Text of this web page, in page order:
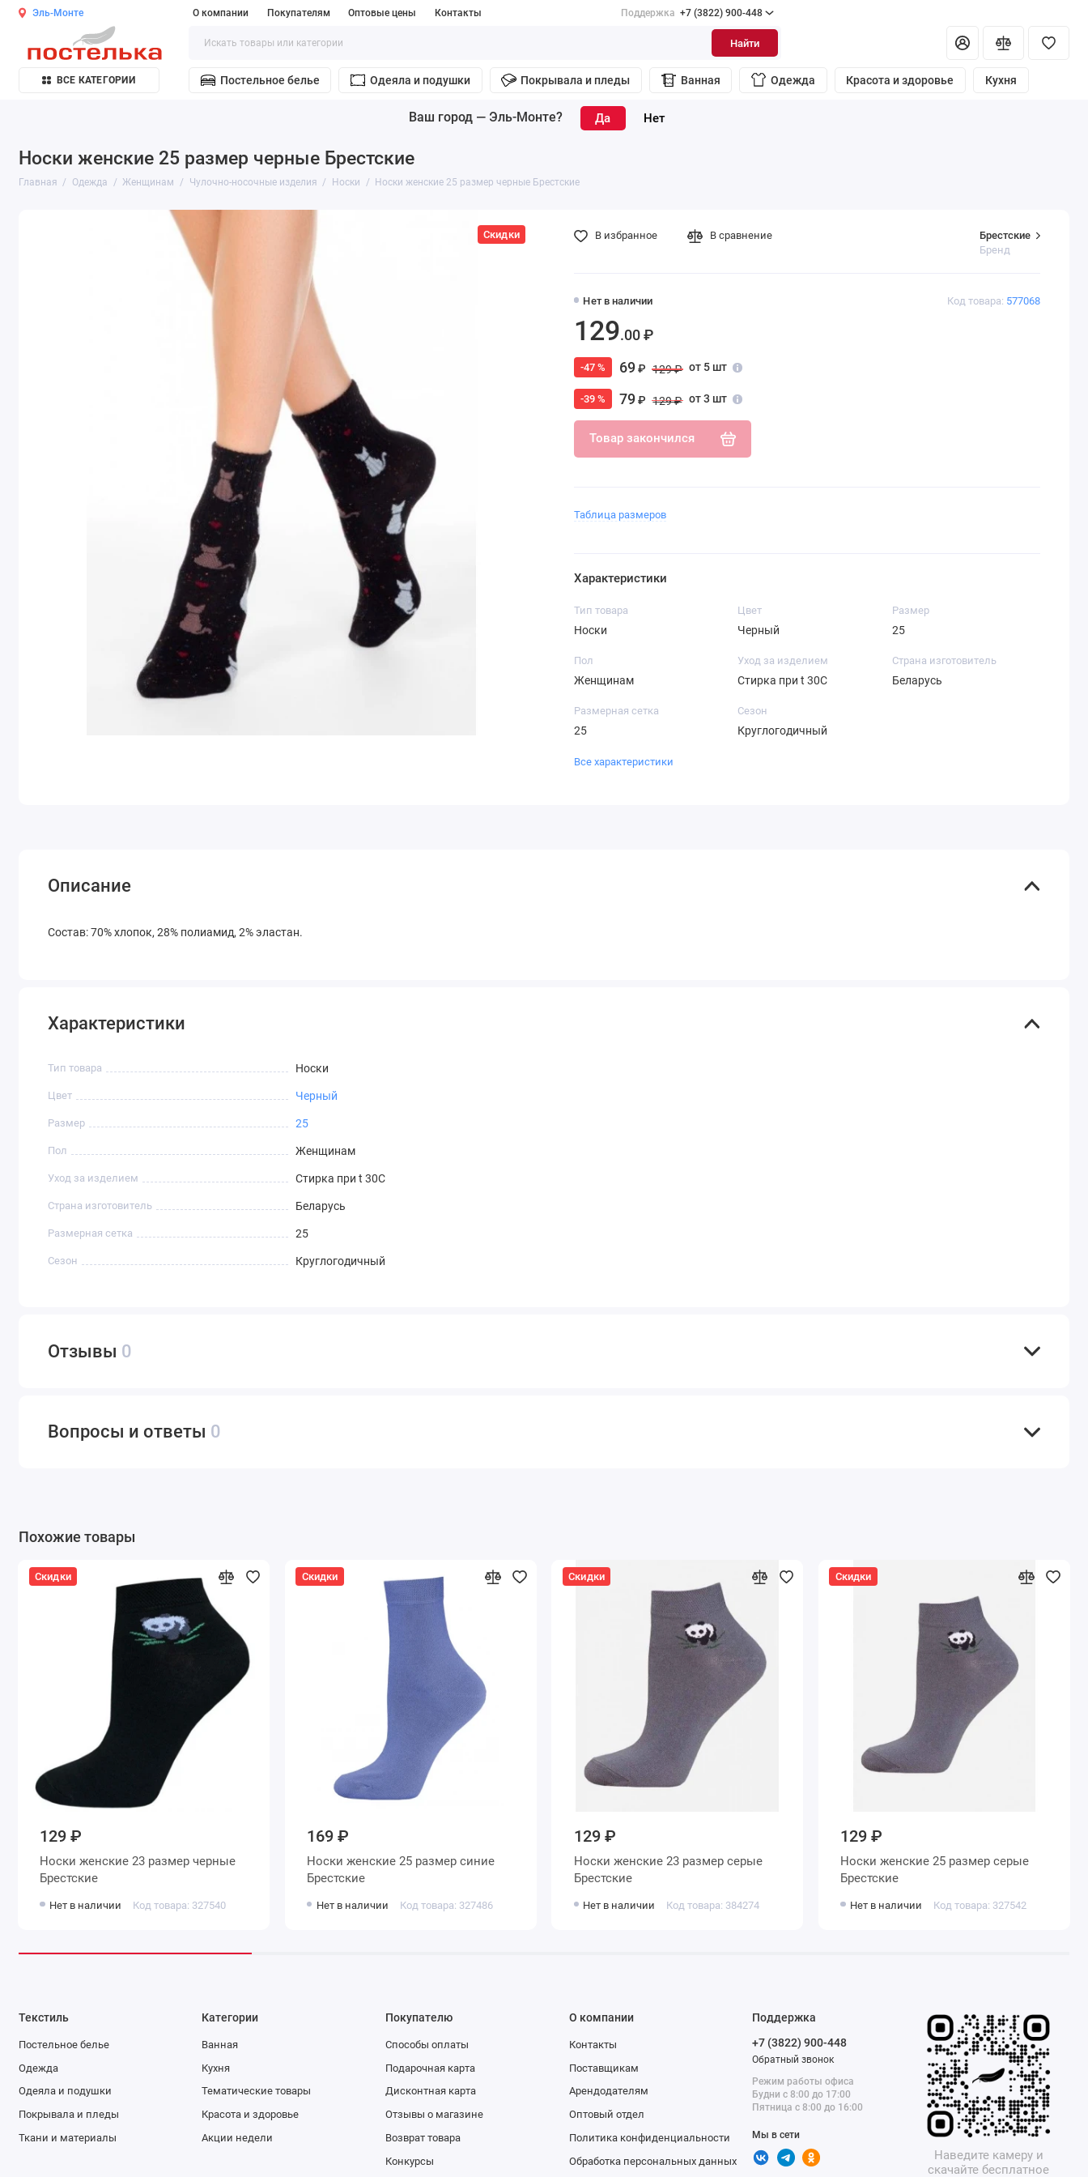
Эль-Монте О компании Покупателям Оптовые цены Контакты Поддержка +7 (3822) 900-448
Найти
ВСЕ КАТЕГОРИИ Постельное белье Одеяла и подушки Покрывала и пледы Ванная Одежда Красота и здоровье Кухня
Ваш город — Эль-Монте?
Носки женские 25 размер черные Брестские
Главная Одежда Женщинам Чулочно-носочные изделия Носки Носки женские 25 размер черные Брестские
Скидки
Код товара: 577068
Брестские
Бренд
Нет в наличии
129.00 ₽
-47 % 69₽ 129 ₽ от 5 шт
-39 % 79₽ 129 ₽ от 3 шт
Товар закончился
В избранное В сравнение
Таблица размеров
Характеристики
Тип товара
Носки
Цвет
Черный
Размер
25
Пол
Женщинам
Уход за изделием
Стирка при t 30С
Страна изготовитель
Беларусь
Размерная сетка
25
Сезон
Круглогодичный
Все характеристики
Описание
Состав: 70% хлопок, 28% полиамид, 2% эластан.
Характеристики
Тип товара Носки
Цвет Черный
Размер 25
Пол Женщинам
Уход за изделием Стирка при t 30С
Страна изготовитель Беларусь
Размерная сетка 25
Сезон Круглогодичный
Отзывы 0
Вопросы и ответы 0
Похожие товары
Скидки
129 ₽
Носки женские 23 размер черные
Брестские
Нет в наличии Код товара: 327540
Скидки
169 ₽
Носки женские 25 размер синие
Брестские
Нет в наличии Код товара: 327486
Скидки
129 ₽
Носки женские 23 размер серые
Брестские
Нет в наличии Код товара: 384274
Скидки
129 ₽
Носки женские 25 размер серые
Брестские
Нет в наличии Код товара: 327542
Текстиль
Постельное белье
Одежда
Одеяла и подушки
Покрывала и пледы
Ткани и материалы
Категории
Ванная
Кухня
Тематические товары
Красота и здоровье
Акции недели
Покупателю
Способы оплаты
Подарочная карта
Дисконтная карта
Отзывы о магазине
Возврат товара
Конкурсы
О компании
Контакты
Поставщикам
Арендодателям
Оптовый отдел
Политика конфиденциальности
Обработка персональных данных
Поддержка
+7 (3822) 900-448
Обратный звонок
Режим работы офиса
Будни с 8:00 до 17:00
Пятница с 8:00 до 16:00
Мы в сети
Наведите камеру и
скачайте бесплатное